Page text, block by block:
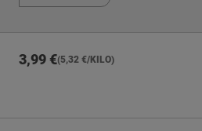
3,99 €(5,32 €/KILO)